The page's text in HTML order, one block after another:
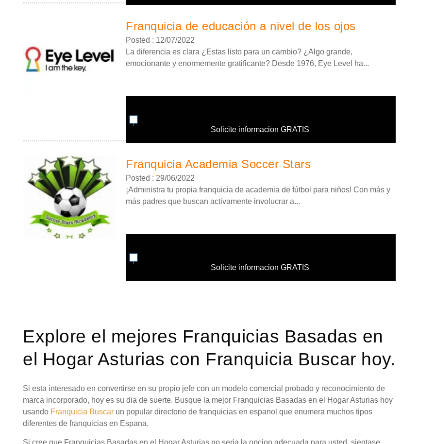
Franquicia de educación a nivel de los ojos
Posted : 12/07/2022
La diferencia es clara ¿Estas listo para un cambio? ¿Algo grande,
emocionante y enormemente gratificante? Desde 1976, Eye Level ha...
Solicite informacion GRATIS
Franquicia Academia Soccer Stars
Posted : 29/06/2022
¡Administra tu propia franquicia de academia de fútbol para niños! Con más y
más padres que buscan activamente involucrar a...
Solicite informacion GRATIS
Explore el mejores Franquicias Basadas en
el Hogar Asturias con Franquicia Buscar hoy.
Si esta interesado en convertirse en su propio jefe con un modelo comercial probado y reconocimiento de
marca incorporado, hoy es su dia de suerte. Busque la mejor Franquicias Basadas en el Hogar Asturias hoy
usando Franquicia Buscar un popular directorio de franquicias en espanol que enumera muchos tipos
diferentes de franquicias en Espana.
Si cree que Franquicias Basadas en el Hogar Asturias no seria la opcion adecuada para usted, sientase